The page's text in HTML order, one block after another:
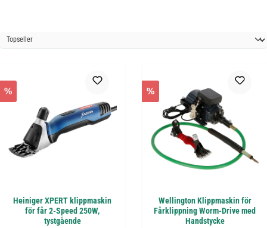
%
Heiniger XPERT klippmaskin
för får 2-Speed 250W,
tystgående
%
Wellington Klippmaskin för
Fårklippning Worm-Drive med
Handstycke